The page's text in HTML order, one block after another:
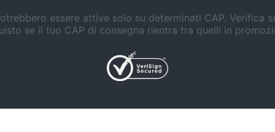
essere attive solo su determinati CAP. Verifica
se il tuo CAP di consegna rientra tra quelli in